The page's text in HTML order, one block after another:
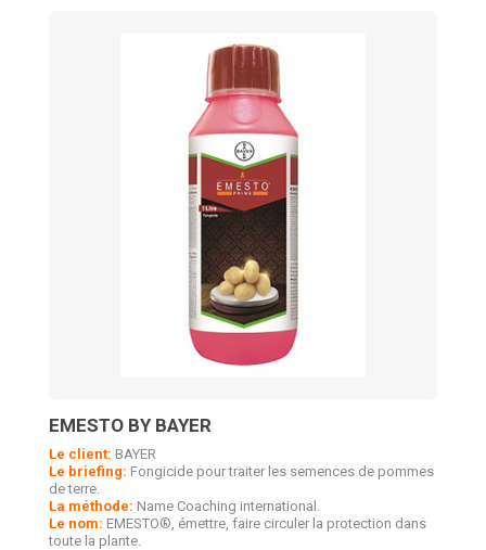
EMESTO BY BAYER
Le client: BAYER
Le briefing: Fongicide pour traiter les semences de pommes
de terre.
La méthode: Name Coaching international.
Le nom: EMESTO®, émettre, faire circuler la protection dans
toute la plante.